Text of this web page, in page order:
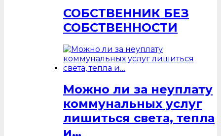
СОБСТВЕННИК БЕЗ
СОБСТВЕННОСТИ
Можно ли за неуплату
коммунальных услуг
лишиться света, тепла
и…